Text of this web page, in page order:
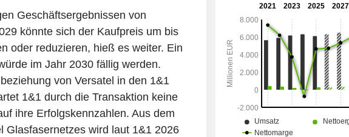
Geschäftsergebnissen von
könnte sich der Kaufpreis um bis
oder reduzieren, hieß es weiter. Ein
im Jahr 2030 fällig werden.
von Versatel in den 1&1
1&1 durch die Transaktion keine
ihre Erfolgskennzahlen. Aus dem
Glasfasernetzes wird laut 1&1 2026
GMX, WEB.DE und mail.com
Mail- und Anwendungen zur
persönlicher Daten
Unternehmen verwaltet ein
internationaler Marken wie Arsys,
home.pl, InterNetX, united-
World4You.